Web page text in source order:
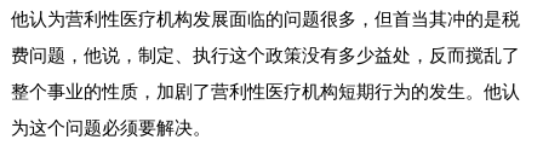
他认为营利性医疗机构发展面临的问题很多，但首当其冲的是税
费问题，他说，制定、执行这个政策没有多少益处，反而搅乱了
整个事业的性质，加剧了营利性医疗机构短期行为的发生。他认
为这个问题必须要解决。